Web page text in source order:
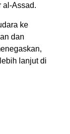
al-Assad.
ke
dan
lanjut di